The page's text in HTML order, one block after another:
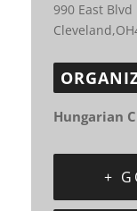
990 East Blvd
Cleveland,OH
Hungarian
+